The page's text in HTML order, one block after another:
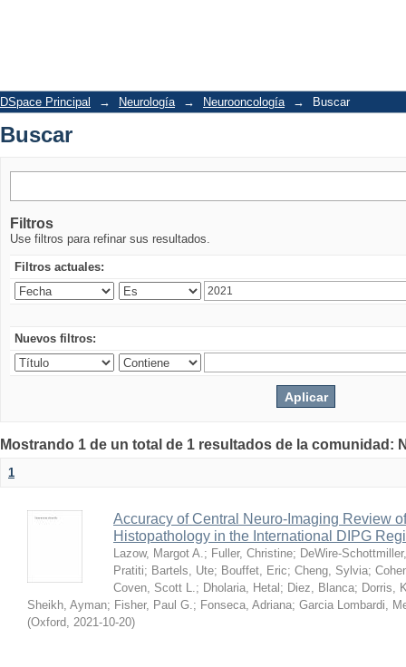
DSpace Principal → Neurología → Neurooncología → Buscar
Buscar
Filtros
Use filtros para refinar sus resultados.
Filtros actuales:
Nuevos filtros:
Mostrando 1 de un total de 1 resultados de la comunidad:
1
Accuracy of Central Neuro-Imaging Review
Histopathology in the International DIPG
Lazow, Margot A.; Fuller, Christine; DeWire-
Pratiti; Bartels, Ute; Bouffet, Eric; Cheng, Sylvia;
Coven, Scott L.; Dholaria, Hetal ; Diez, Blanca; Dorris,
Sheikh, Ayman; Fisher, Paul G.; Fonseca, Adriana; Garcia Lombardi,
(Oxford, 2021-10-20)